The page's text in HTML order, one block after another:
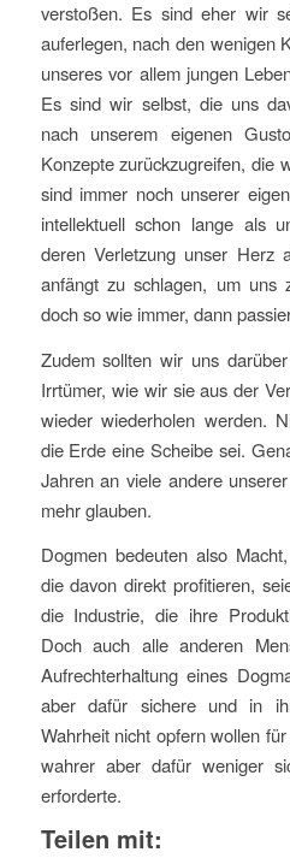
verstoßen. Es sind eher wir
auferlegen, nach den wenigen
unseres vor allem jungen
Es sind wir selbst, die uns
nach unserem eigenen
Konzepte zurückzugreifen, die
sind immer noch unserer
intellektuell schon lange als
deren Verletzung unser Herz
anfängt zu schlagen, um uns
doch so wie immer, dann
Zudem sollten wir uns
Irrtümer, wie wir sie aus der
wieder wiederholen werden.
die Erde eine Scheibe sei.
Jahren an viele andere
mehr glauben.
Dogmen bedeuten also
die davon direkt profitieren,
die Industrie, die ihre
Doch auch alle anderen
Aufrechterhaltung eines
aber dafür sichere und in
Wahrheit nicht opfern wollen
wahrer aber dafür weniger
erforderte.
Teilen mit: